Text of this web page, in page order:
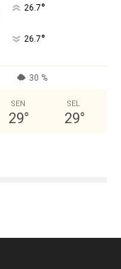
26.7°
26.7°
30 %
SEN
29°
SEL
29°